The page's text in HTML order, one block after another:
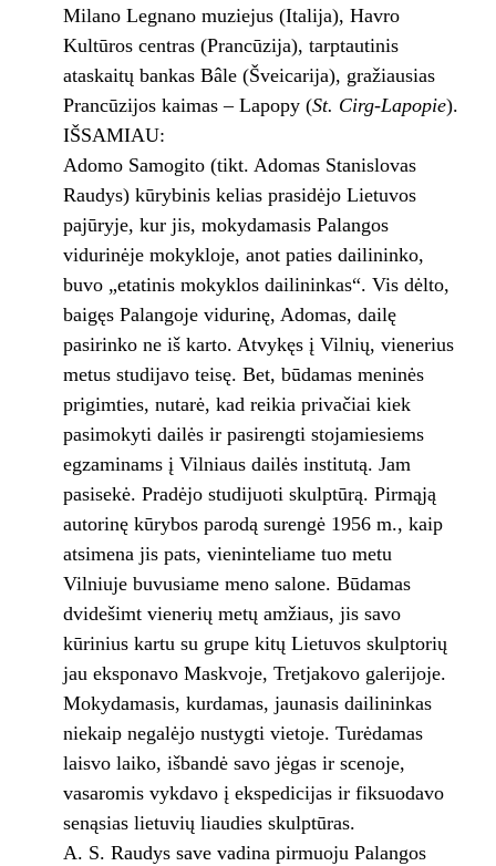
Milano Legnano muziejus (Italija), Havro
Kultūros centras (Prancūzija), tarptautinis
ataskaitų bankas Bâle (Šveicarija), gražiausias
Prancūzijos kaimas – Lapopy (St. Cirg-Lapopie).
IŠSAMIAU:
Adomo Samogito (tikt. Adomas Stanislovas
Raudys) kūrybinis kelias prasidėjo Lietuvos
pajūryje, kur jis, mokydamasis Palangos
vidurinėje mokykloje, anot paties dailininko,
buvo „etatinis mokyklos dailininkas“. Vis dėlto,
baigęs Palangoje vidurinę, Adomas, dailę
pasirinko ne iš karto. Atvykęs į Vilnių, vienerius
metus studijavo teisę. Bet, būdamas meninės
prigimties, nutarė, kad reikia privačiai kiek
pasimokyti dailės ir pasirengti stojamiesiems
egzaminams į Vilniaus dailės institutą. Jam
pasisekė. Pradėjo studijuoti skulptūrą. Pirmąją
autorinę kūrybos parodą surengė 1956 m., kaip
atsimena jis pats, vieninteliame tuo metu
Vilniuje buvusiame meno salone. Būdamas
dvidešimt vienerių metų amžiaus, jis savo
kūrinius kartu su grupe kitų Lietuvos skulptorių
jau eksponavo Maskvoje, Tretjakovo galerijoje.
Mokydamasis, kurdamas, jaunasis dailininkas
niekaip negalėjo nustygti vietoje. Turėdamas
laisvo laiko, išbandė savo jėgas ir scenoje,
vasaromis vykdavo į ekspedicijas ir fiksuodavo
senąsias lietuvių liaudies skulptūras.
A. S. Raudys save vadina pirmuoju Palangos